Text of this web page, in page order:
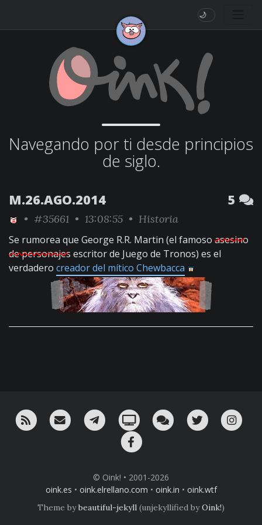
🌙
Navegando por ti desde principios
de siglo.
M.26.AGO.2014 5
• #35661 • 13:08:55 • Historia
Se rumorea que George R.R. Martin (el famosoasesino
de personajes escritor de Juego de Tronos) es el
verdadero creador del mítico Chewbacca
RSS ¡Mándame un email!¡Nuestro canal en Telegram!
Oink! TV Charla con nosotros
Twitter
© Oink! • 2001-2026
oink.es • oink.elrellano.com • oink.in • oink.wtf
Theme bybeautiful-jekyll (unjekyllified byOink!)